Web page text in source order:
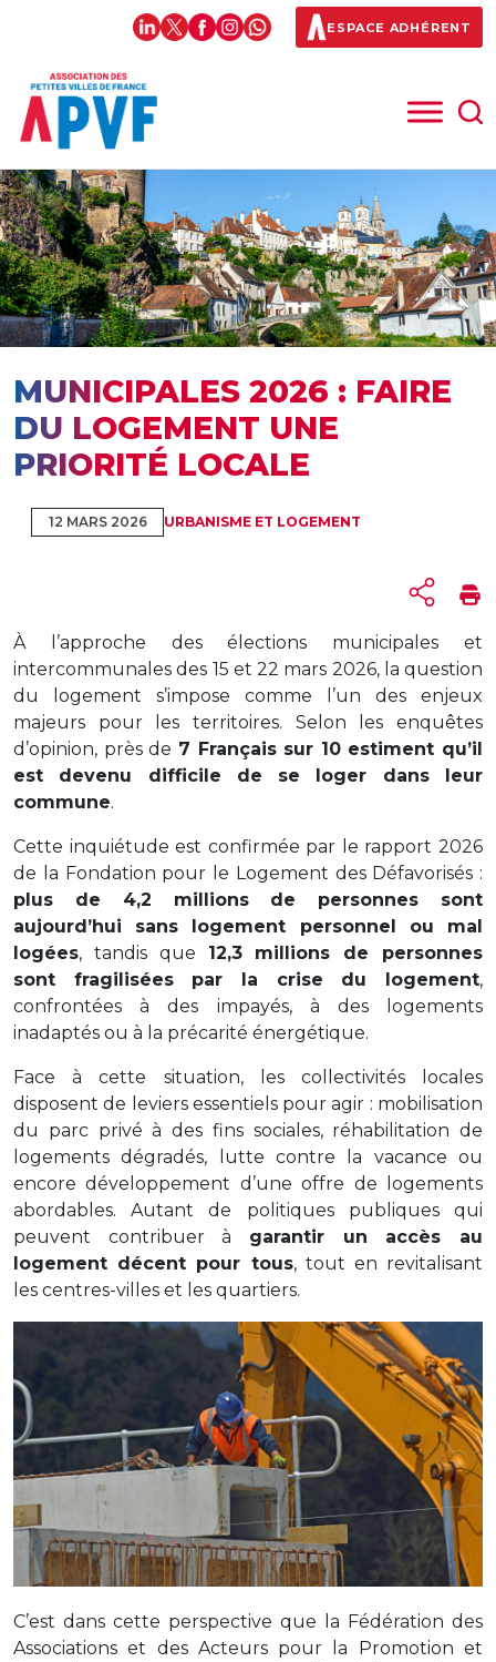
ESPACE ADHÉRENT
MUNICIPALES 2026 : FAIRE
DU LOGEMENT UNE
PRIORITÉ LOCALE
12 MARS 2026 URBANISME ET LOGEMENT
À l’approche desélections municipaleset
intercommunalesdes 15 et 22 mars 2026, la question
du
logement s’impose comme l’un des enjeux
majeurs pour lesterritoires. Selon lesenquêtes
d’opinion, prèsde 7 Français sur 10 estiment qu’il
est devenu difficile de se loger dans
leur
commune.
Cette inquiétudeest confirmée par le rapport 2026
de
la Fondation pour le Logement des Défavorisés :
plus de 4,2 millions de personnes sont
aujourd’hui sans logement personnel ou mal
logées, tandis que 12,3 millions de personnes
sont fragilisées par la crise du logement,
confrontéesàdes impayés, à des
logements
inadaptés ou à la précarité énergétique.
Faceàcette situation, les collectivités
locales
disposentde leviers essentiels pouragir : mobilisation
du parc privéà des fins sociales, réhabilitation de
logementsdégradés, luttecontre la vacanceou
encoredéveloppement d’uneoffre de
logements
abordables.Autantde politiques publiquesqui
peuvent contribuerà garantir un accès au
logement décent pour tous, tout en revitalisant
les centres-villes et les quartiers.
C’est dans cette perspective que la Fédération des
Associations et des Acteurs pour la Promotion et